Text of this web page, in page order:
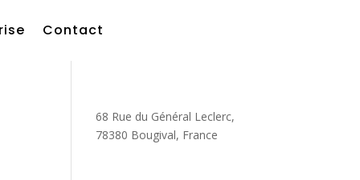
Contact
68 Rue du Général Leclerc,
78380 Bougival, France